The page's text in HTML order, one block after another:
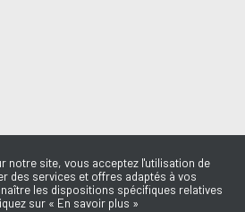
notre site, vous acceptez l'utilisation de
des services et offres adaptés à vos
les dispositions spécifiques relatives
sur « En savoir plus »